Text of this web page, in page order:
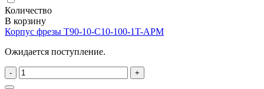
Количество
В корзину
Корпус фрезы T90-10-C10-100-1T-APM
Ожидается поступление.
- +